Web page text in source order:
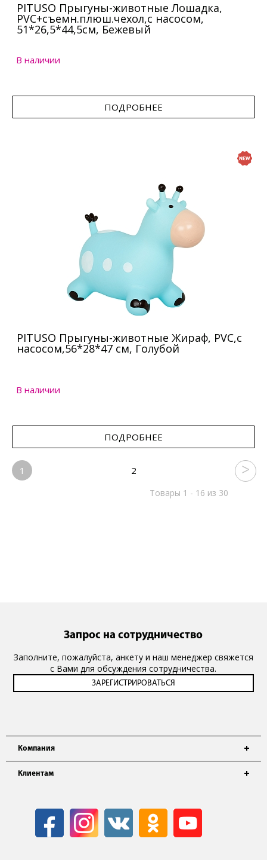
PITUSO Прыгуны-животные Лошадка,
PVC+съемн.плюш.чехол,с насосом,
51*26,5*44,5см, Бежевый
В наличии
ПОДРОБНЕЕ
PITUSO Прыгуны-животные Жираф, PVC,с
насосом,56*28*47 см, Голубой
В наличии
ПОДРОБНЕЕ
1 2
Товары 1 - 16 из 30
Компания
Клиентам
Запрос на сотрудничество
Заполните, пожалуйста, анкету и наш менеджер свяжется
с Вами для обсуждения сотрудничества.